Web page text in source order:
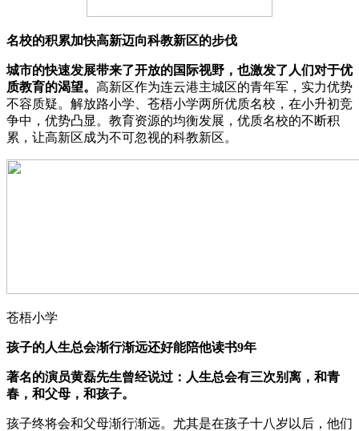
名校的积累加快高新迈向科教新区的步伐
城市的快速发展带来了开放的国际视野，也激发了人们对于优
质教育的渴望。 高新区作为连云港主城区的青年军，实力优势
不容质疑。解放路小学、苍梧小学两所优质名校，在小升初竞
争中，优势凸显。教育资源的均衡发展，优质名校的不断积
累，让高新区成为不可忽视的科教新区。
苍梧小学
孩子的人生总会渐行渐远还好能陪他读书9年
著名的演员黄磊先生曾经说过：人生总会有三次别离，和青
春，和父母，和孩子。
孩子终将会和父母渐行渐远。尤其是在孩子十八岁以后，他们